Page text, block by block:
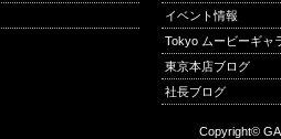
イベント情報
Tokyo ムービーギャ
東京本店ブログ
社長ブログ
Copyright©